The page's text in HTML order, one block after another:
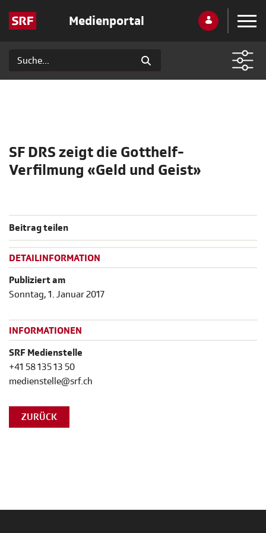
Medienportal
SF DRS zeigt die Gotthelf-
Verfilmung «Geld und Geist»
Beitrag teilen
DETAILINFORMATION
Publiziert am
Sonntag, 1. Januar 2017
INFORMATIONEN
SRF Medienstelle
+41 58 135 13 50
medienstelle@srf.ch
ZURÜCK